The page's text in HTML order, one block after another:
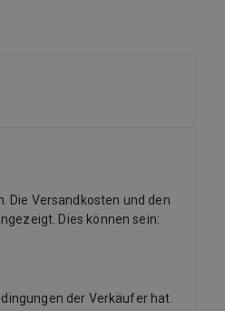
Die Versandkosten und den
Dies können sein:
der Verkäufer hat.